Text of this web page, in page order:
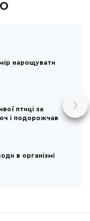
нарощувати
птиці за
і подорожчав
в організмі